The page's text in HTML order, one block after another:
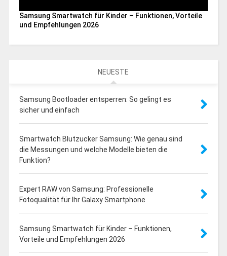
Samsung Smartwatch für Kinder – Funktionen, Vorteile
und Empfehlungen 2026
NEUESTE
Samsung Bootloader entsperren: So gelingt es
sicher und einfach
Smartwatch Blutzucker Samsung: Wie genau sind
die Messungen und welche Modelle bieten die
Funktion?
Expert RAW von Samsung: Professionelle
Fotoqualität für Ihr Galaxy Smartphone
Samsung Smartwatch für Kinder – Funktionen,
Vorteile und Empfehlungen 2026